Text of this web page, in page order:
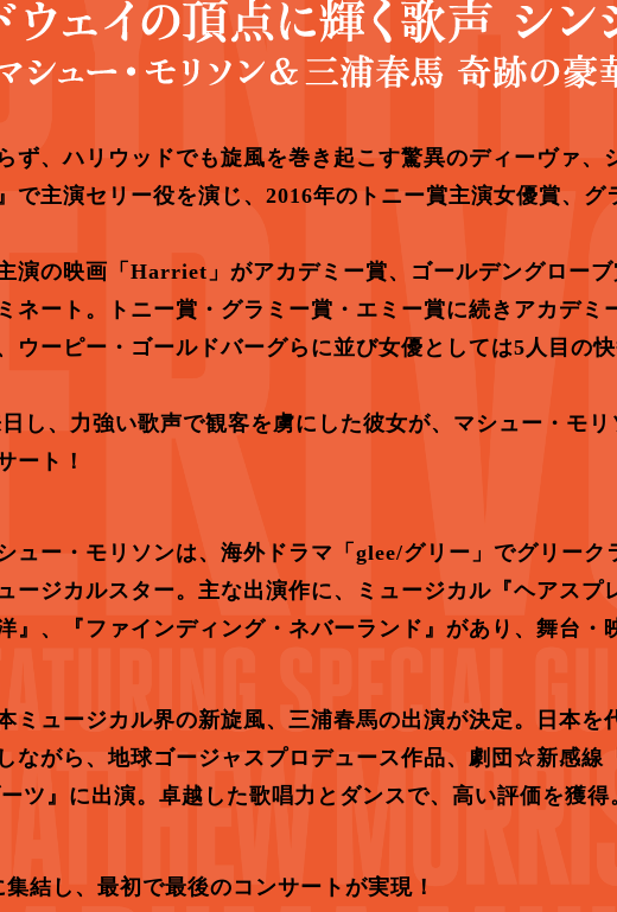
ず、ハリウッドでも旋風を巻き起こす驚異のディーヴァ、
で主演セリー役を演じ、2016年のトニー賞主演女優賞、
演の映画「Harriet」がアカデミー賞、ゴールデングロー
ネート。トニー賞・グラミー賞・エミー賞に続きアカデミ
ウーピー・ゴールドバーグらに並び女優としては5人目の
日し、力強い歌声で観客を虜にした彼女が、マシュー・モ
ート！
ュー・モリソンは、海外ドラマ「glee/グリー」でグリーク
ージカルスター。主な出演作に、ミュージカル『ヘアスプ
』、『ファインディング・ネバーランド』があり、舞台・
ミュージカル界の新旋風、三浦春馬の出演が決定。日本を
ながら、地球ゴージャスプロデュース作品、劇団☆新感
ツ』に出演。卓越した歌唱力とダンスで、高い評価を獲得
結し、最初で最後のコンサートが実現！